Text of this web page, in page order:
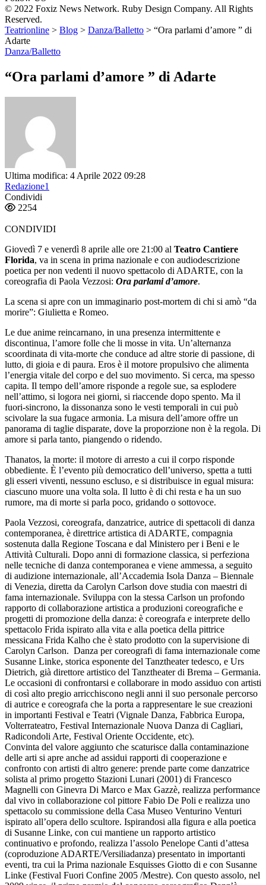
© 2022 Foxiz News Network. Ruby Design Company. All Rights
Reserved.
Teatrionline > Blog > Danza/Balletto > “Ora parlami d’amore ” di
Adarte
Danza/Balletto
“Ora parlami d’amore ” di Adarte
Ultima modifica: 4 Aprile 2022 09:28
Redazione1
Condividi
2254
CONDIVIDI
Giovedì 7 e venerdì 8 aprile alle ore 21:00 al Teatro Cantiere
Florida, va in scena in prima nazionale e con audiodescrizione
poetica per non vedenti il nuovo spettacolo di ADARTE, con la
coreografia di Paola Vezzosi: Ora parlami d’amore.
La scena si apre con un immaginario post-mortem di chi si amò “da
morire”: Giulietta e Romeo.
Le due anime reincarnano, in una presenza intermittente e
discontinua, l’amore folle che li mosse in vita. Un’alternanza
scoordinata di vita-morte che conduce ad altre storie di passione, di
lutto, di gioia e di paura. Eros è il motore propulsivo che alimenta
l’energia vitale del corpo e del suo movimento. Si cerca, ma spesso
capita. Il tempo dell’amore risponde a regole sue, sa esplodere
nell’attimo, si logora nei giorni, si riaccende dopo spento. Ma il
fuori-sincrono, la dissonanza sono le vesti temporali in cui può
scivolare la sua fugace armonia. La misura dell’amore offre un
panorama di taglie disparate, dove la proporzione non è la regola. Di
amore si parla tanto, piangendo o ridendo.
Thanatos, la morte: il motore di arresto a cui il corpo risponde
obbediente. È l’evento più democratico dell’universo, spetta a tutti
gli esseri viventi, nessuno escluso, e si distribuisce in egual misura:
ciascuno muore una volta sola. Il lutto è di chi resta e ha un suo
rumore, ma di morte si parla poco, gridando o sottovoce.
Paola Vezzosi, coreografa, danzatrice, autrice di spettacoli di danza
contemporanea, è direttrice artistica di ADARTE, compagnia
sostenuta dalla Regione Toscana e dal Ministero per i Beni e le
Attività Culturali. Dopo anni di formazione classica, si perfeziona
nelle tecniche di danza contemporanea e viene ammessa, a seguito
di audizione internazionale, all’Accademia Isola Danza – Biennale
di Venezia, diretta da Carolyn Carlson dove studia con maestri di
fama internazionale. Sviluppa con la stessa Carlson un profondo
rapporto di collaborazione artistica a produzioni coreografiche e
progetti di promozione della danza: è coreografa e interprete dello
spettacolo Frida ispirato alla vita e alla poetica della pittrice
messicana Frida Kalho che è stato prodotto con la supervisione di
Carolyn Carlson. Danza per coreografi di fama internazionale come
Susanne Linke, storica esponente del Tanztheater tedesco, e Urs
Dietrich, già direttore artistico del Tanztheater di Brema – Germania.
Le occasioni di confrontarsi e collaborare in modo assiduo con artisti
di così alto pregio arricchiscono negli anni il suo personale percorso
di autrice e coreografa che la porta a rappresentare le sue creazioni
in importanti Festival e Teatri (Vignale Danza, Fabbrica Europa,
Volterrateatro, Festival Internazionale Nuova Danza di Cagliari,
Radicondoli Arte, Festival Oriente Occidente, etc).
Convinta del valore aggiunto che scaturisce dalla contaminazione
delle arti si apre anche ad assidui rapporti di cooperazione e
confronto con artisti di altro genere: prende parte come danzatrice
solista al primo progetto Stazioni Lunari (2001) di Francesco
Magnelli con Ginevra Di Marco e Max Gazzè, realizza performance
dal vivo in collaborazione col pittore Fabio De Poli e realizza uno
spettacolo su commissione della Casa Museo Venturino Venturi
ispirato all’opera dello scultore. Ispirandosi alla figura e alla poetica
di Susanne Linke, con cui mantiene un rapporto artistico
continuativo e profondo, realizza l’assolo Penelope Canti d’attesa
(coproduzione ADARTE/Versiliadanza) presentato in importanti
eventi, tra cui la Prima nazionale Esquisses Giotto di e con Susanne
Linke (Festival Fuori Confine 2005 /Mestre). Con questo assolo, nel